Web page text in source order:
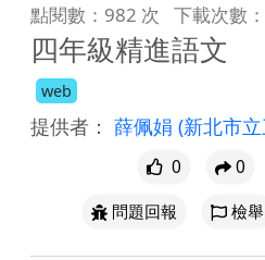
點閱數：982 次 下載次數
四年級精進語文
web
提供者： 薛佩娟 (新北市
0 0
問題回報
檢舉